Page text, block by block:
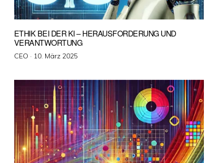
ETHIK BEI DER KI – HERAUSFORDERUNG UND
VERANTWORTUNG
CEO · Veröffentlicht
10. März 2025